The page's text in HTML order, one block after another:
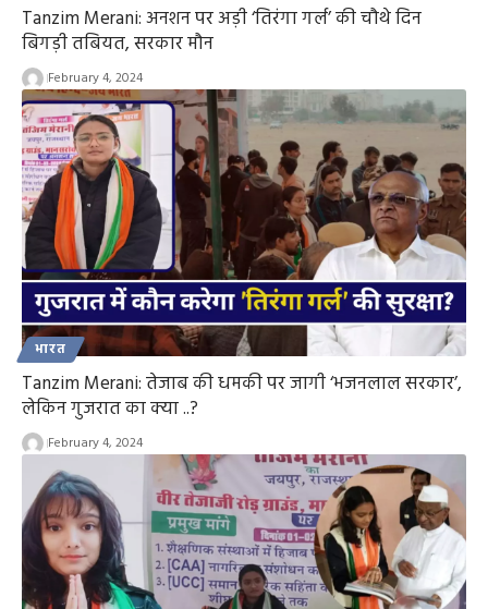
Tanzim Merani: अनशन पर अड़ी ‘तिरंगा गर्ल’ की चौथे दिन
बिगड़ी तबियत, सरकार मौन
February 4, 2024
भारत
Tanzim Merani: तेजाब की धमकी पर जागी ‘भजनलाल सरकार’,
लेकिन गुजरात का क्या ..?
February 4, 2024